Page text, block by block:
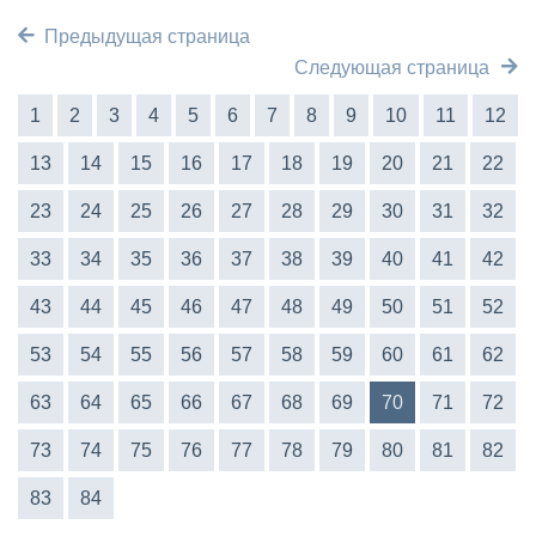
Предыдущая страница
Следующая страница
1 2 3 4 5 6 7 8 9 10 11 12
13 14 15 16 17 18 19 20 21 22
23 24 25 26 27 28 29 30 31 32
33 34 35 36 37 38 39 40 41 42
43 44 45 46 47 48 49 50 51 52
53 54 55 56 57 58 59 60 61 62
63 64 65 66 67 68 69 70 71 72
73 74 75 76 77 78 79 80 81 82
83 84